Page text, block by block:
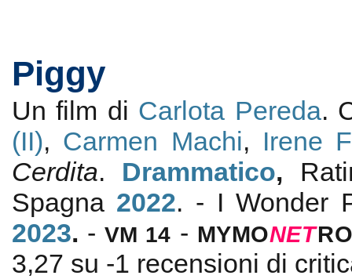
Piggy
Un film di Carlota Pereda.
(II), Carmen Machi, Irene
Cerdita. Drammatico,
Spagna 2022. - I Wonder
2023. -VM 14 - MYMONET
3,27 su -1 recensioni di